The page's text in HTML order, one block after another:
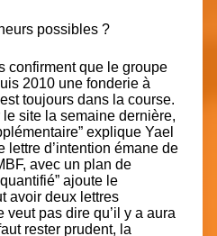
possibles ?
confirment que le groupe
2010 une fonderie à
toujours dans la course.
site la semaine dernière,
explique Yael
lettre d’intention émane de
avec un plan de
ajoute le
avoir deux lettres
veut pas dire qu’il y a aura
rester prudent, la